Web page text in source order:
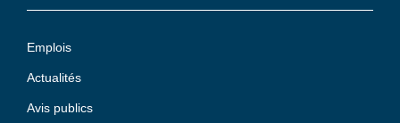
Emplois
Actualités
Avis publics